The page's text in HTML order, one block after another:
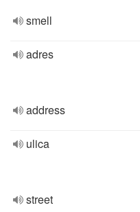
smell
adres
address
ulica
street